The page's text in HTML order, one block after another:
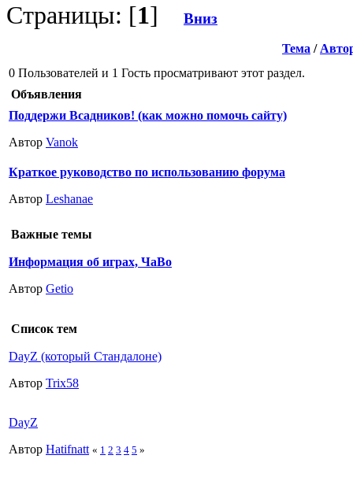
Страницы: [1] Вниз
Тема /
0 Пользователей и 1 Гость просматривают этот раздел.
Объявления
Поддержи Всадников! (как можно помочь сайту)
Автор Vanok
Краткое руководство по использованию форума
Автор Leshanae
Важные темы
Информация об играх, ЧаВо
Автор Getio
Список тем
DayZ (который Стандалоне)
Автор Trix58
DayZ
Автор Hatifnatt « 1 2 3 4 5 »